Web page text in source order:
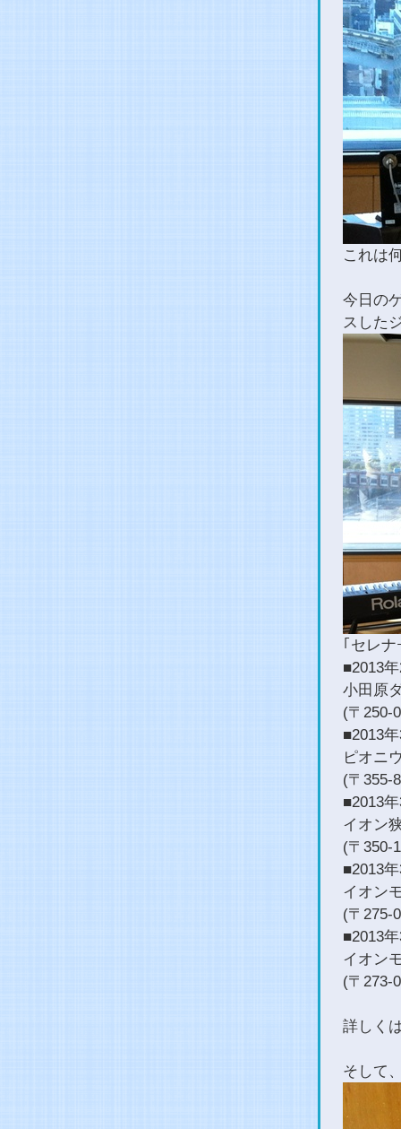
これは
今日の
スした
｢セレ
■2013
小田原
(〒250-
■2013
ピオニ
(〒355-
■2013
イオン
(〒350-
■2013
イオン
(〒275-
■2013
イオン
(〒273-
詳しく
そして